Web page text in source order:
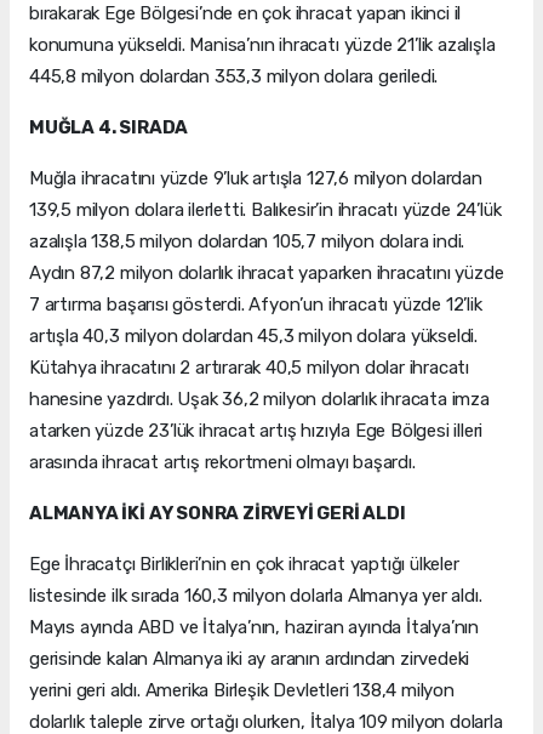
bırakarak Ege Bölgesi’nde en çok ihracat yapan ikinci il
konumuna yükseldi. Manisa’nın ihracatı yüzde 21’lik azalışla
445,8 milyon dolardan 353,3 milyon dolara geriledi.
MUĞLA 4. SIRADA
Muğla ihracatını yüzde 9’luk artışla 127,6 milyon dolardan
139,5 milyon dolara ilerletti. Balıkesir’in ihracatı yüzde 24’lük
azalışla 138,5 milyon dolardan 105,7 milyon dolara indi.
Aydın 87,2 milyon dolarlık ihracat yaparken ihracatını yüzde
7 artırma başarısı gösterdi. Afyon’un ihracatı yüzde 12’lik
artışla 40,3 milyon dolardan 45,3 milyon dolara yükseldi.
Kütahya ihracatını 2 artırarak 40,5 milyon dolar ihracatı
hanesine yazdırdı. Uşak 36,2 milyon dolarlık ihracata imza
atarken yüzde 23’lük ihracat artış hızıyla Ege Bölgesi illeri
arasında ihracat artış rekortmeni olmayı başardı.
ALMANYA İKİ AY SONRA ZİRVEYİ GERİ ALDI
Ege İhracatçı Birlikleri’nin en çok ihracat yaptığı ülkeler
listesinde ilk sırada 160,3 milyon dolarla Almanya yer aldı.
Mayıs ayında ABD ve İtalya’nın, haziran ayında İtalya’nın
gerisinde kalan Almanya iki ay aranın ardından zirvedeki
yerini geri aldı. Amerika Birleşik Devletleri 138,4 milyon
dolarlık taleple zirve ortağı olurken, İtalya 109 milyon dolarla